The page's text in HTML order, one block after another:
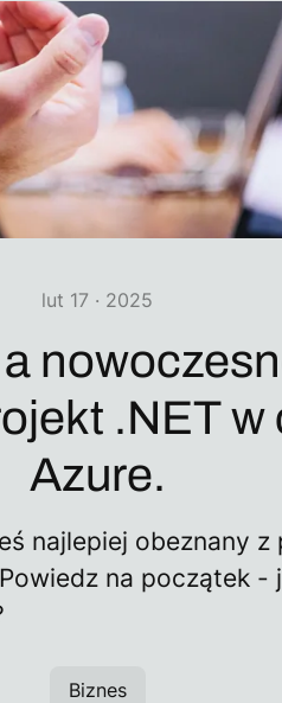
lut 17 · 2025
.NET w
Azure.
najlepiej obeznany z
na początek -
Biznes